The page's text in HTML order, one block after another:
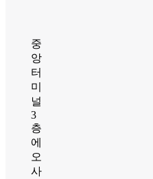
중
앙
터
미
널
3
층
에
오
사